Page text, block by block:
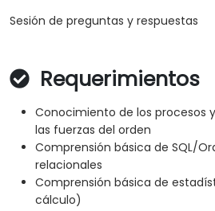
Sesión de preguntas y respuestas
Requerimientos
Conocimiento de los procesos
las fuerzas del orden
Comprensión básica de SQL/
relacionales
Comprensión básica de
cálculo)